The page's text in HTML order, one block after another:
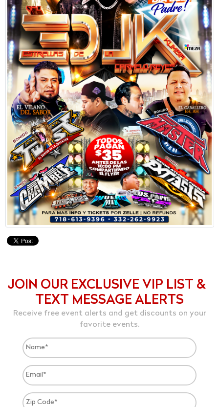
JOIN OUR EXCLUSIVE VIP LIST &
TEXT MESSAGE ALERTS
Receive free event alerts and get discounts on your
favorite events.